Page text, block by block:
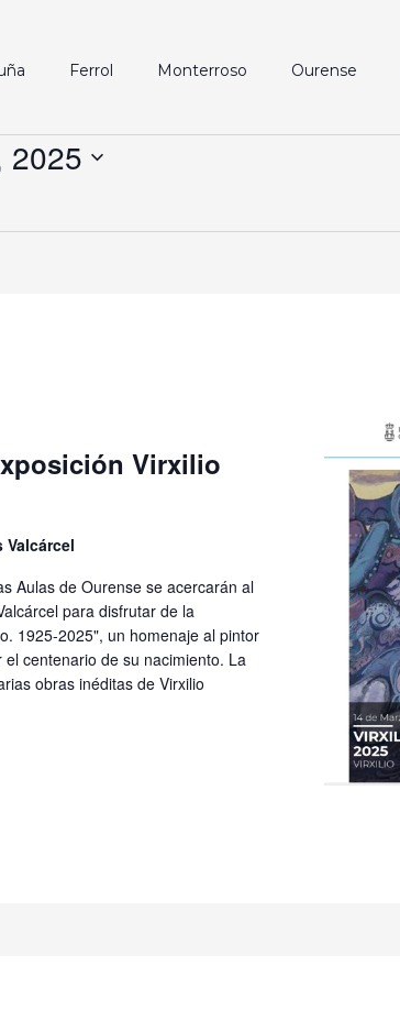
Ferrol Monterroso Ourense
2025
Virxilio
Valcárcel
Aulas de Ourense se acercarán al
para disfrutar de la
1925-2025", un homenaje al pintor
centenario de su nacimiento. La
obras inéditas de Virxilio